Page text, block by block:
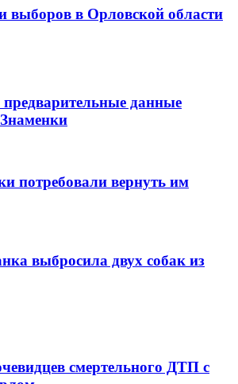
выборов в Орловской области
данные
потребовали вернуть им
выбросила двух собак из
смертельного ДТП с